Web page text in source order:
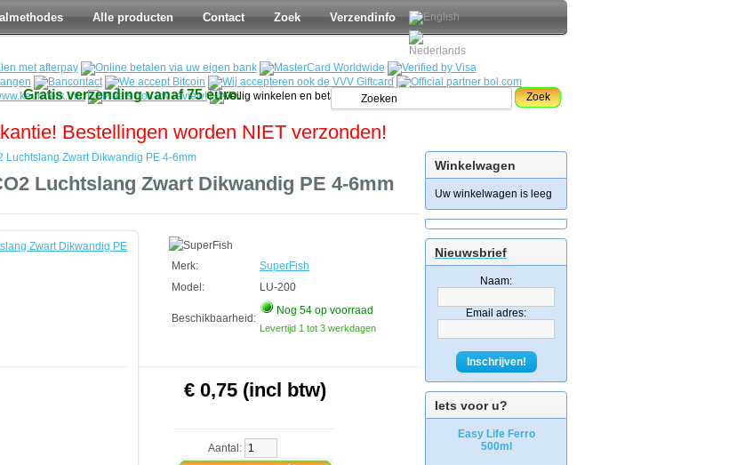
Alle producten Contact Zoek Verzendinfo
Gratis verzending vanaf 75 euro. Zoek
Bestellingen worden NIET verzonden!
Winkelwagen
Uw winkelwagen is leeg
Nieuwsbrief
Naam:
Email adres:
Inschrijven!
Iets voor u?
Easy Life Ferro
500ml
Luchtslang Zwart Dikwandig PE 4-6mm
Luchtslang Zwart Dikwandig PE 4-6mm
Merk:
SuperFish
Model:
LU-200
Beschikbaarheid:
Nog 54 op voorraad
Levertijd 1 tot 3 werkdagen
€ 0,75 (incl btw)
Aantal: